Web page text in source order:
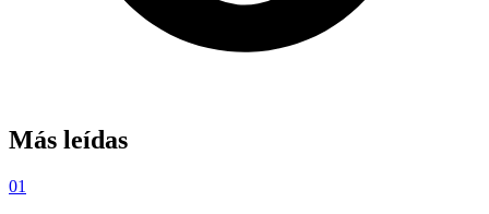
Más leídas
01